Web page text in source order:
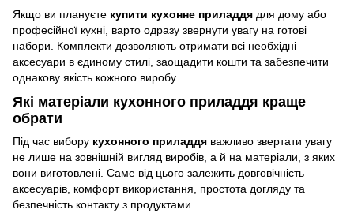
Якщо ви плануєте купити кухонне приладдя для дому або
професійної кухні, варто одразу звернути увагу на готові
набори. Комплекти дозволяють отримати всі необхідні
аксесуари в єдиному стилі, заощадити кошти та забезпечити
однакову якість кожного виробу.
Які матеріали кухонного приладдя краще
обрати
Під час вибору кухонного приладдя важливо звертати увагу
не лише на зовнішній вигляд виробів, а й на матеріали, з яких
вони виготовлені. Саме від цього залежить довговічність
аксесуарів, комфорт використання, простота догляду та
безпечність контакту з продуктами.